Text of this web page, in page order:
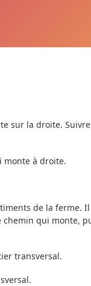
sur la droite.
monte à droite.
de la ferme.
qui monte,
transversal.